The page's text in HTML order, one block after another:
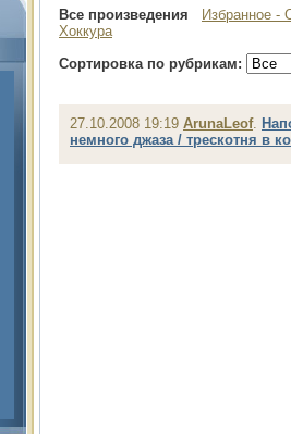
Все произведения
Избранное -
Хоккура
Сортировка по рубрикам:
27.10.2008 19:19 ArunaLeof.
немного джаза / трескотня в